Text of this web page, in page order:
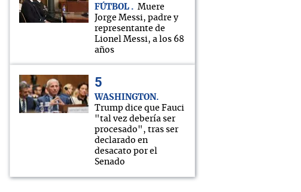
FÚTBOL
Muere
Jorge Messi, padre y
representante de
Lionel Messi, a los 68
años
WASHINGTON
Trump dice que Fauci
"tal vez debería ser
procesado", tras ser
declarado en
desacato por el
Senado